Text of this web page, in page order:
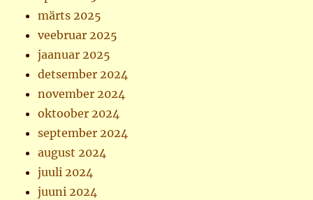
märts 2025
veebruar 2025
jaanuar 2025
detsember 2024
november 2024
oktoober 2024
september 2024
august 2024
juuli 2024
juuni 2024